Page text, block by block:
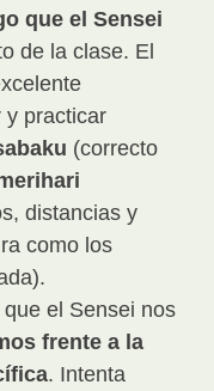
que el Sensei
de la clase. El
y practicar
(correcto
distancias y
como los
el Sensei nos
frente a la
. Intenta